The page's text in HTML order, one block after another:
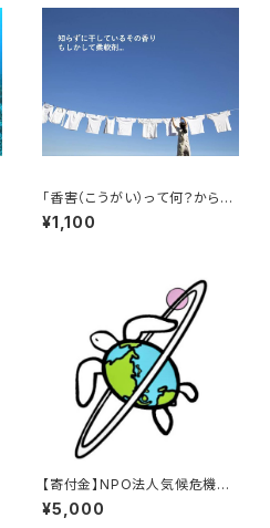
「香害（こうがい）って何？から始
める学習会」オンラインセミナー
¥1,100
【寄付金】NPO法人気候危機対
策ネットワーク
¥5,000